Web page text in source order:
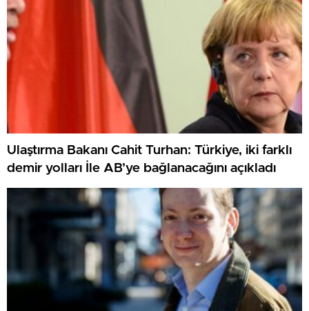
Ulaştırma Bakanı Cahit Turhan: Türkiye, iki farklı
demir yolları İle AB’ye bağlanacağını açıkladı